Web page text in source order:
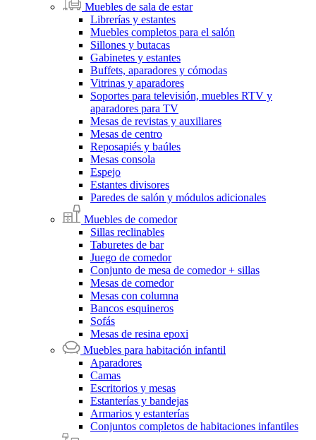
Muebles de sala de estar
Librerías y estantes
Muebles completos para el salón
Sillones y butacas
Gabinetes y estantes
Buffets, aparadores y cómodas
Vitrinas y aparadores
Soportes para televisión, muebles RTV y
aparadores para TV
Mesas de revistas y auxiliares
Mesas de centro
Reposapiés y baúles
Mesas consola
Espejo
Estantes divisores
Paredes de salón y módulos adicionales
Muebles de comedor
Sillas reclinables
Taburetes de bar
Juego de comedor
Conjunto de mesa de comedor + sillas
Mesas de comedor
Mesas con columna
Bancos esquineros
Sofás
Mesas de resina epoxi
Muebles para habitación infantil
Aparadores
Camas
Escritorios y mesas
Estanterías y bandejas
Armarios y estanterías
Conjuntos completos de habitaciones infantiles